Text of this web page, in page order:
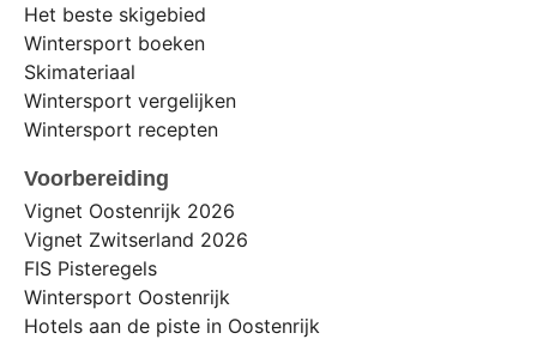
Het beste skigebied
Wintersport boeken
Skimateriaal
Wintersport vergelijken
Wintersport recepten
Voorbereiding
Vignet Oostenrijk 2026
Vignet Zwitserland 2026
FIS Pisteregels
Wintersport Oostenrijk
Hotels aan de piste in Oostenrijk